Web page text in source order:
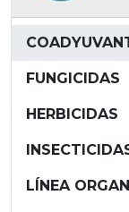
FUNGICIDAS
HERBICIDAS
LÍNEA